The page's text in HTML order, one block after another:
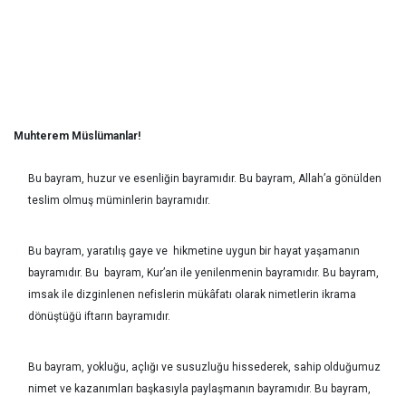
Muhterem Müslümanlar!
Bu bayram, huzur ve esenliğin bayramıdır. Bu bayram, Allah’a gönülden
teslim olmuş müminlerin bayramıdır.
Bu bayram, yaratılış gaye ve hikmetine uygun bir hayat yaşamanın
bayramıdır. Bu bayram, Kur’an ile yenilenmenin bayramıdır. Bu bayram,
imsak ile dizginlenen nefislerin mükâfatı olarak nimetlerin ikrama
dönüştüğü iftarın bayramıdır.
Bu bayram, yokluğu, açlığı ve susuzluğu hissederek, sahip olduğumuz
nimet ve kazanımları başkasıyla paylaşmanın bayramıdır. Bu bayram,